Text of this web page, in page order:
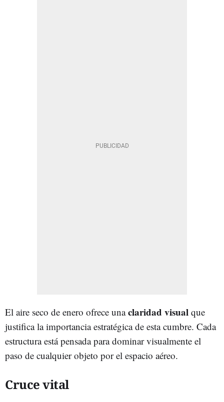
El aire seco de enero ofrece unaclaridad visual que
justifica la importancia estratégica de esta cumbre. Cada
estructura está pensada para dominar visualmente el
paso de cualquier objeto por el espacio aéreo.
Cruce vital